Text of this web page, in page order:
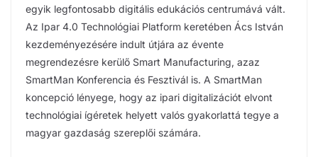
egyik legfontosabb digitális edukációs centrumává vált.
Az Ipar 4.0 Technológiai Platform keretében Ács István
kezdeményezésére indult útjára az évente
megrendezésre kerülő Smart Manufacturing, azaz
SmartMan Konferencia és Fesztivál is. A SmartMan
koncepció lényege, hogy az ipari digitalizációt elvont
technológiai ígéretek helyett valós gyakorlattá tegye a
magyar gazdaság szereplői számára.